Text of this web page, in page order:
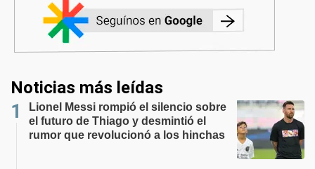
Noticias más leídas
Lionel Messi rompió el silencio sobre
el futuro de Thiago y desmintió el
rumor que revolucionó a los hinchas